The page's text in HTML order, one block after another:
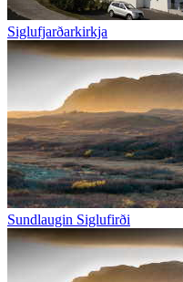
Siglufjarðarkirkja
Sundlaugin Siglufirði